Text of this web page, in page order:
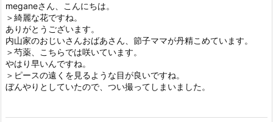
meganeさん、こんにちは。
＞綺麗な花ですね。
ありがとうございます。
内山家のおじいさんおばあさん、節子ママが丹精こめています。
＞芍薬、こちらでは咲いています。
やはり早いんですね。
＞ピースの遠くを見るような目が良いですね。
ぼんやりとしていたので、つい撮ってしまいました。